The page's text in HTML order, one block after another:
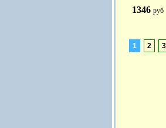
1346 руб
1 2 3